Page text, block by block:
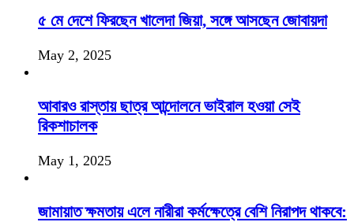
৫ মে দেশে ফিরছেন খালেদা জিয়া, সঙ্গে আসছেন জোবায়দা
May 2, 2025
আবারও রাস্তায় ছাত্র আন্দোলনে ভাইরাল হওয়া সেই
রিকশাচালক
May 1, 2025
জামায়াত ক্ষমতায় এলে নারীরা কর্মক্ষেত্রে বেশি নিরাপদ থাকবে: